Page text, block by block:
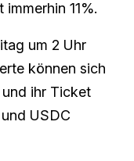
11%.
um 2 Uhr
können sich
ihr Ticket
USDC